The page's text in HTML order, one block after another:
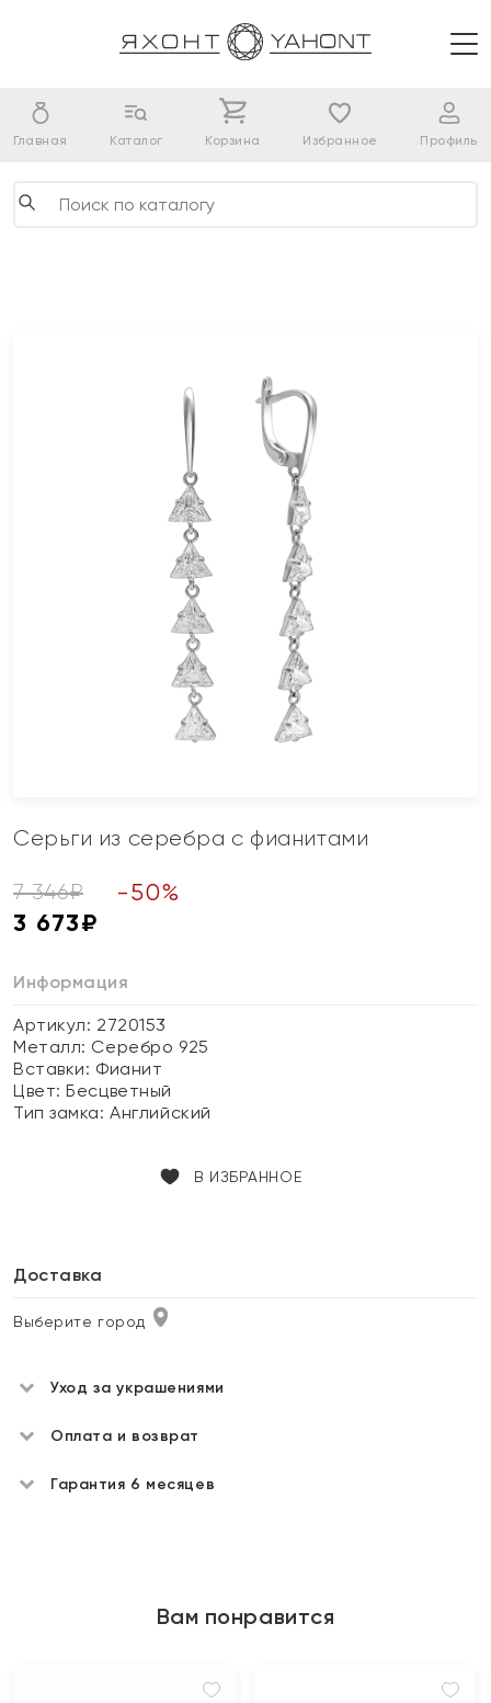
Главная Каталог Корзина Избранное Профиль
Серьги из серебра с фианитами
7 346₽ -50%
3 673₽
Информация
Артикул: 2720153
Металл: Серебро 925
Вставки: Фианит
Цвет:Бесцветный
Тип замка:Английский
В ИЗБРАННОЕ
Доставка
Выберите город
Уход за украшениями
Оплата и возврат
Гарантия 6 месяцев
Вам понравится